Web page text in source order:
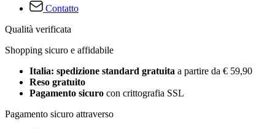
Contatto
Qualità verificata
Shopping sicuro e affidabile
Italia: spedizione standard gratuita a partire da € 59,90
Reso gratuito
Pagamento sicuro con crittografia SSL
Pagamento sicuro attraverso